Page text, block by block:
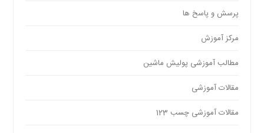
پرسش و پاسخ ها
مرکز آموزش
مطالب آموزشی پولیش ماشین
مقالات آموزشی
مقالات آموزشی چسب 123